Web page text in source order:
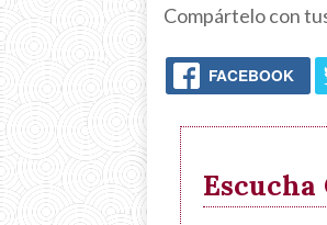
Compártelo con
FACEBOOK